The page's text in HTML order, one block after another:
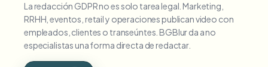
La redacción GDPR no es solo tarea legal. Marketing,
RRHH, eventos, retail y operaciones publican video con
empleados, clientes o transeúntes. BGBlur da a no
especialistas una forma directa de redactar.